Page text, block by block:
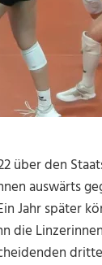
über den
auswärts
Jahr später
die